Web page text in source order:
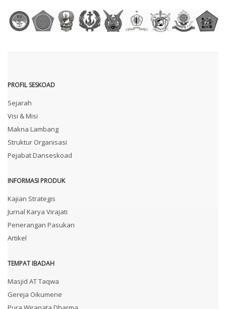
PROFIL SESKOAD
Sejarah
Visi & Misi
Makna Lambang
Struktur Organisasi
Pejabat Danseskoad
INFORMASI PRODUK
Kajian Strategis
Jurnal Karya Virajati
Penerangan Pasukan
Artikel
TEMPAT IBADAH
Masjid AT Taqwa
Gereja Oikumene